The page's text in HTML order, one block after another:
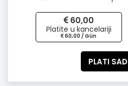
60,00
Platite u kancelariji
60,00 / Gün
PLATI SAD